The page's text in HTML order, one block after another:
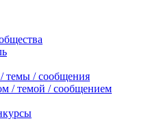
темы / сообщения
/ темой / сообщением